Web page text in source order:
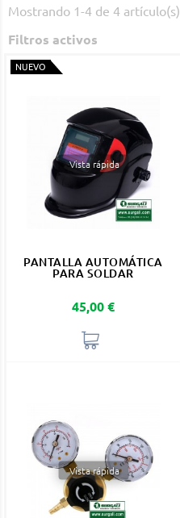
Mostrando 1-4 de 4 artículo(s)
Filtros activos
NUEVO
Vista rápida
PANTALLA AUTOMÁTICA
PARA SOLDAR
Precio
45,00 €
Vista rápida